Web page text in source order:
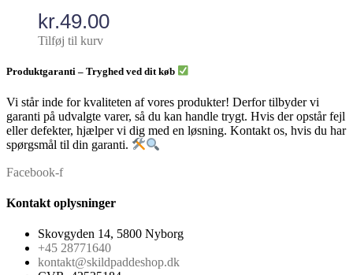
kr.49.00
Tilføj til kurv
Produktgaranti – Tryghed ved dit køb
Vi står inde for kvaliteten af vores produkter! Derfor tilbyder vi
garanti på udvalgte varer, så du kan handle trygt. Hvis der opstår fejl
eller defekter, hjælper vi dig med en løsning. Kontakt os, hvis du har
spørgsmål til din garanti.
Facebook-f
Kontakt oplysninger
Skovgyden 14, 5800 Nyborg
+45 28771640
kontakt@skildpaddeshop.dk